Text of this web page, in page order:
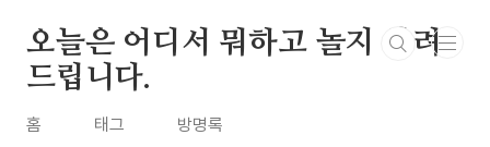
오늘은 어디서 뭐하고 놀지 알려
드립니다.
홈 태그 방명록